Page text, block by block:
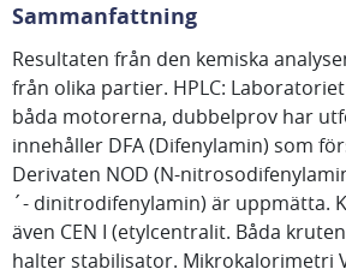
Sammanfattning
Resultaten från den kemiska
från olika partier. HPLC:
båda motorerna, dubbelprov har
innehåller DFA (Difenylamin) som
Derivaten NOD (N-
´- dinitrodifenylamin) är uppmätta.
även CEN I (etylcentralit. Båda
halter stabilisator. Mikrokalorimetri